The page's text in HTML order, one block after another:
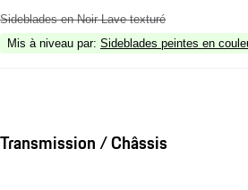
Sideblades en Noir Lave texturé
Mis à niveau par: Sideblades peintes en
Transmission / Châssis